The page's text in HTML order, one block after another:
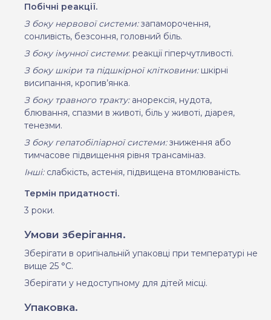
Побічні реакції.
З боку нервової системи:запаморочення,
сонливість, безсоння, головний біль.
З боку імунної системи: реакції гіперчутливості.
З боку шкіри та підшкірної клітковини:шкірні
висипання, кропив’янка.
З боку травного тракту:анорексія, нудота,
блювання, спазми в животі, біль у животі, діарея,
тенезми.
З боку гепатобіліарної системи: зниження або
тимчасове підвищення рівня трансаміназ.
Інші:слабкість, астенія, підвищена втомлюваність.
Термін придатності.
3 роки.
Умови зберігання.
Зберігати в оригінальній упаковці при температурі не
вище 25 °С.
Зберігати у недоступному для дітей місці.
Упаковка.